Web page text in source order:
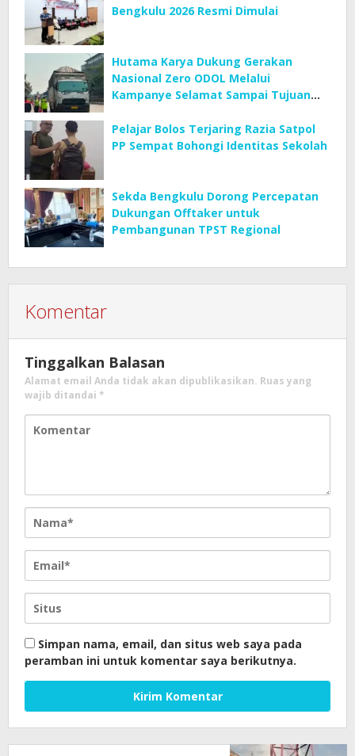
Bengkulu 2026 Resmi Dimulai
Hutama Karya Dukung Gerakan
Nasional Zero ODOL Melalui
Kampanye Selamat Sampai Tujuan
Pelajar Bolos Terjaring Razia Satpol
PP Sempat Bohongi Identitas Sekolah
Sekda Bengkulu Dorong Percepatan
Dukungan Offtaker untuk
Pembangunan TPST Regional
Komentar
Tinggalkan Balasan
Alamat email Anda tidak akan dipublikasikan. Ruas yang
wajib ditandai *
Simpan nama, email, dan situs web saya pada
peramban ini untuk komentar saya berikutnya.